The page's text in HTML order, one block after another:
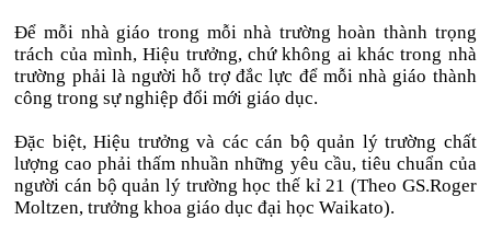
Để mỗi nhà giáo trong mỗi nhà trường hoàn thành trọng
trách của mình, Hiệu trưởng, chứ không ai khác trong nhà
trường phải là người hỗ trợ đắc lực để mỗi nhà giáo thành
công trong sự nghiệp đổi mới giáo dục.
Đặc biệt, Hiệu trưởng và các cán bộ quản lý trường chất
lượng cao phải thấm nhuần những yêu cầu, tiêu chuẩn của
người cán bộ quản lý trường học thế kỉ 21 (Theo GS.Roger
Moltzen, trưởng khoa giáo dục đại học Waikato).